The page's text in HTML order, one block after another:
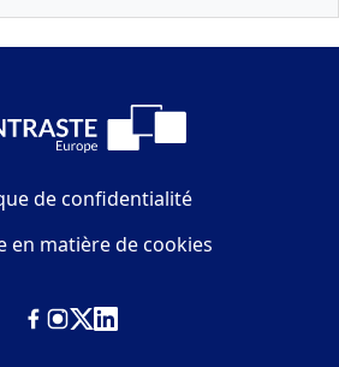
de confidentialité
en matière de cookies